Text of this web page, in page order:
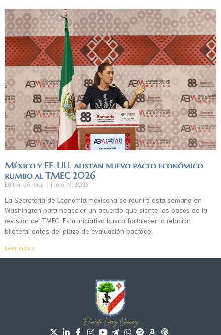
México y EE. UU. alistan nuevo pacto económico
rumbo al TMEC 2026
Editor general junio 19, 2025
La Secretaría de Economía mexicana se reunirá esta semana en
Washington para negociar un acuerdo que siente las bases de la
revisión del TMEC. Esta iniciativa busca fortalecer la relación
bilateral antes del plazo de evaluación pactado.
Leer más »